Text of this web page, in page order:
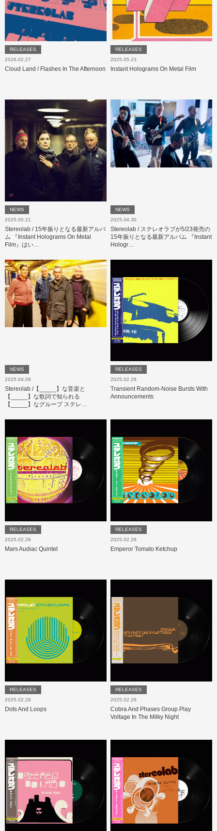
RELEASES
2026.02.27
Cloud Land / Flashes In The Afternoon
RELEASES
2025.05.23
Instant Holograms On Metal Film
NEWS
2025.05.21
Stereolab / 15年振りとなる最新アルバ
ム 『Instant Holograms On Metal
Film』はい…
NEWS
2025.04.30
Stereolab / ステレオラブが5/23発売の
15年振りとなる最新アルバム 『Instant
Hologr…
NEWS
2025.04.08
Stereolab /【_____】な音楽と
【_____】な歌詞で知られる
【_____】なグループ ステレ…
RELEASES
2025.02.28
Transient Random-Noise Bursts With
Announcements
RELEASES
2025.02.28
Mars Audiac Quintet
RELEASES
2025.02.28
Emperor Tomato Ketchup
RELEASES
2025.02.28
Dots And Loops
RELEASES
2025.02.28
Cobra And Phases Group Play
Voltage In The Milky Night